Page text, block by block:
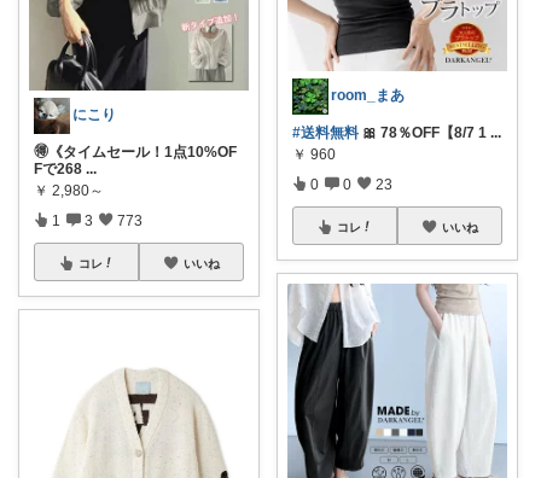
にこり
🉐《タイムセール！1点10%OF
Fで268 ...
￥ 2,980～
1 3 773
コレ いいね
room_まあ
#送料無料 🎀 78％OFF【8/7 1 ...
￥ 960
0 0 23
コレ いいね